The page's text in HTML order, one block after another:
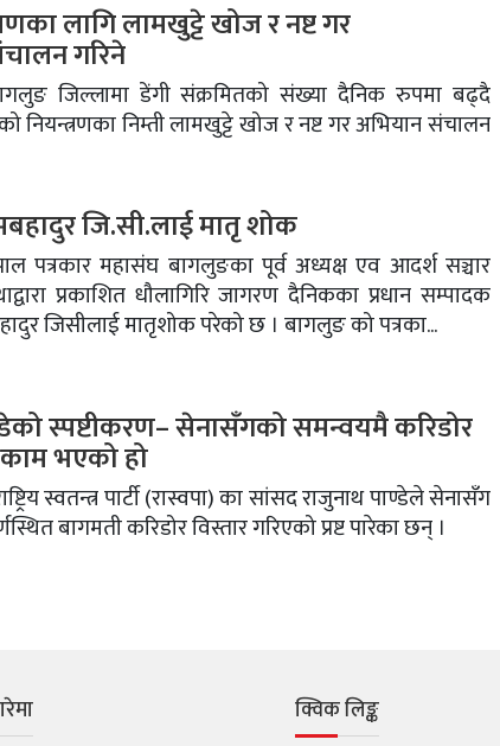
लागि लामखुट्टे खोज र नष्ट गर
गरिने
जिल्लामा डेंगी संक्रमितको संख्या दैनिक रुपमा बढ्दै
नियन्त्रणका निम्ती लामखुट्टे खोज र नष्ट गर अभियान संचालन
जि.सी.लाई मातृ शोक
पत्रकार महासंघ बागलुङका पूर्व अध्यक्ष एव आदर्श सञ्चार
प्रकाशित धौलागिरि जागरण दैनिकका प्रधान सम्पादक
जिसीलाई मातृशोक परेको छ । बागलुङ को पत्रका...
स्पष्टीकरण– सेनासँगको समन्वयमै करिडोर
भएको हो
स्वतन्त्र पार्टी (रास्वपा) का सांसद राजुनाथ पाण्डेले सेनासँग
बागमती करिडोर विस्तार गरिएको प्रष्ट पारेका छन् ।
क्विक लिङ्क